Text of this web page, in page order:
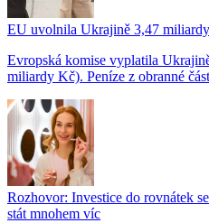
EU uvolnila Ukrajině 3,47
Evropská komise vyplatila
miliardy Kč). Peníze z obranné
Rozhovor: Investice do rovnátek
stát mnohem víc